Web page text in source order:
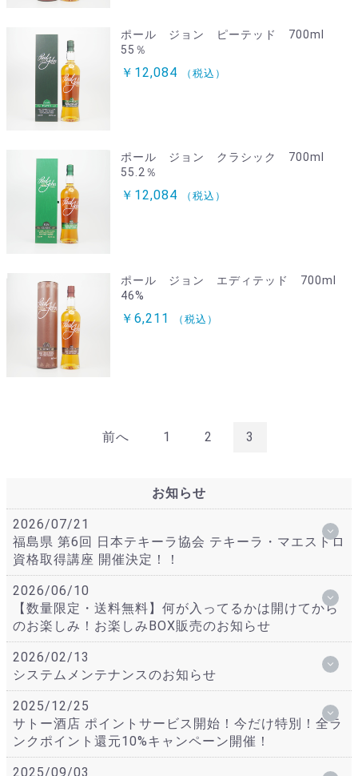
ポール ジョン ピーテッド 700ml
55％
￥12,084 （税込）
ポール ジョン クラシック 700ml
55.2％
￥12,084 （税込）
ポール ジョン エディテッド 700ml
46%
￥6,211 （税込）
前へ 1 2 3
お知らせ
2026/07/21
福島県 第6回 日本テキーラ協会 テキーラ・マエストロ
資格取得講座 開催決定！！
2026/06/10
【数量限定・送料無料】何が入ってるかは開けてから
のお楽しみ！お楽しみBOX販売のお知らせ
2026/02/13
システムメンテナンスのお知らせ
2025/12/25
サトー酒店 ポイントサービス開始！今だけ特別！全ラ
ンクポイント還元10%キャンペーン開催！
2025/09/03